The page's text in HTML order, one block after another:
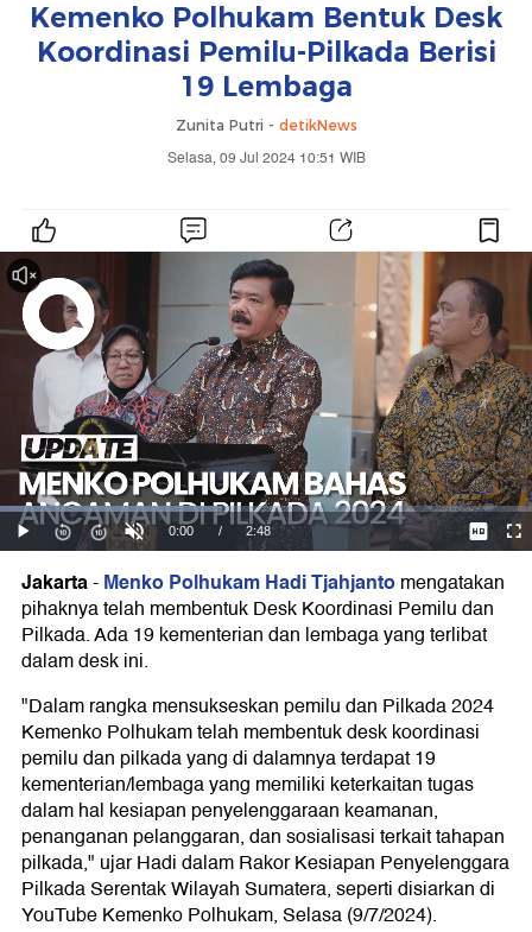
Kemenko Polhukam Bentuk Desk
Koordinasi Pemilu-Pilkada Berisi
19 Lembaga
Zunita Putri - detikNews
Selasa, 09 Jul 2024 10:51 WIB
Jakarta-Menko Polhukam Hadi Tjahjantomengatakan
pihaknya telah membentuk Desk Koordinasi Pemilu dan
Pilkada. Ada 19 kementerian dan lembaga yang terlibat
dalam desk ini.
"Dalam rangka mensukseskan pemilu dan Pilkada 2024
Kemenko Polhukam telah membentuk desk koordinasi
pemilu dan pilkada yang di dalamnya terdapat 19
kementerian/lembaga yang memiliki keterkaitan tugas
dalam hal kesiapan penyelenggaraan keamanan,
penanganan pelanggaran, dan sosialisasi terkait tahapan
pilkada," ujar Hadi dalam Rakor Kesiapan Penyelenggara
Pilkada Serentak Wilayah Sumatera, seperti disiarkan di
YouTube Kemenko Polhukam, Selasa (9/7/2024).